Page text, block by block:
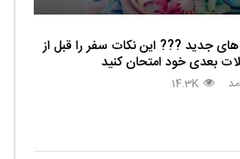
جدید ??️? این نکات سفر را قبل از
بعدی خود امتحان کنید
14.3K